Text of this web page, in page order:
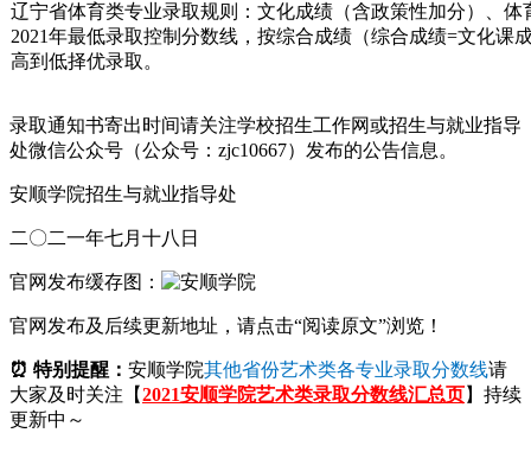
辽宁省体育类专业录取规则：文化成绩（含政策性加分）、
2021年最低录取控制分数线，按综合成绩（综合成绩=文化课
高到低择优录取。
录取通知书寄出时间请关注学校招生工作网或招生与就业指导
处微信公众号（公众号：zjc10667）发布的公告信息。
安顺学院招生与就业指导处
二〇二一年七月十八日
官网发布缓存图：
官网发布及后续更新地址，请点击“阅读原文”浏览！
⏰ 特别提醒： 安顺学院其他省份艺术类各专业录取分数线请
大家及时关注【2021安顺学院艺术类录取分数线汇总页】持续
更新中～